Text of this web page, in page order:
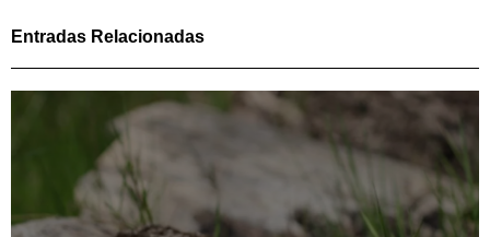
Entradas Relacionadas